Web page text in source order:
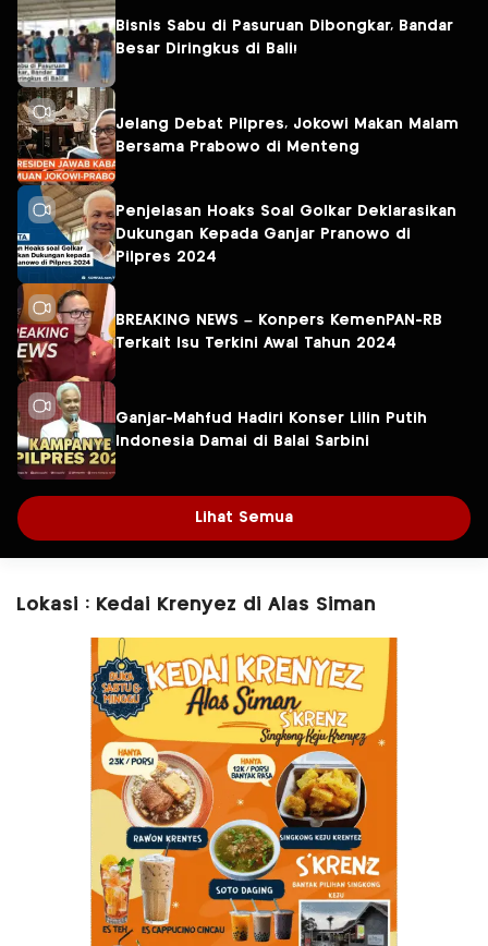
Bisnis Sabu di Pasuruan Dibongkar, Bandar
Besar Diringkus di Bali!
Jelang Debat Pilpres, Jokowi Makan Malam
Bersama Prabowo di Menteng
Penjelasan Hoaks Soal Golkar Deklarasikan
Dukungan Kepada Ganjar Pranowo di
Pilpres 2024
BREAKING NEWS – Konpers KemenPAN-RB
Terkait Isu Terkini Awal Tahun 2024
Ganjar-Mahfud Hadiri Konser Lilin Putih
Indonesia Damai di Balai Sarbini
Lihat Semua
Lokasi : Kedai Krenyez di Alas Siman